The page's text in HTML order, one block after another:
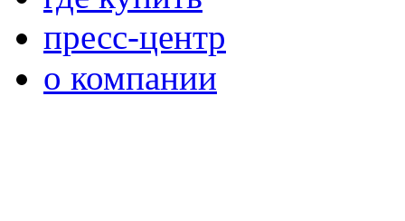
пресс-центр
о компании